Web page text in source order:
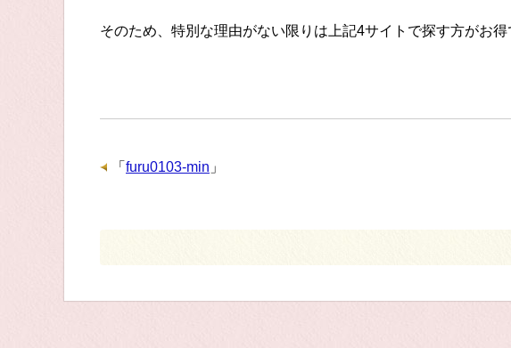
そのため、特別な理由がない限りは上記4サイトで探す方がお得
「 furu0103-min 」